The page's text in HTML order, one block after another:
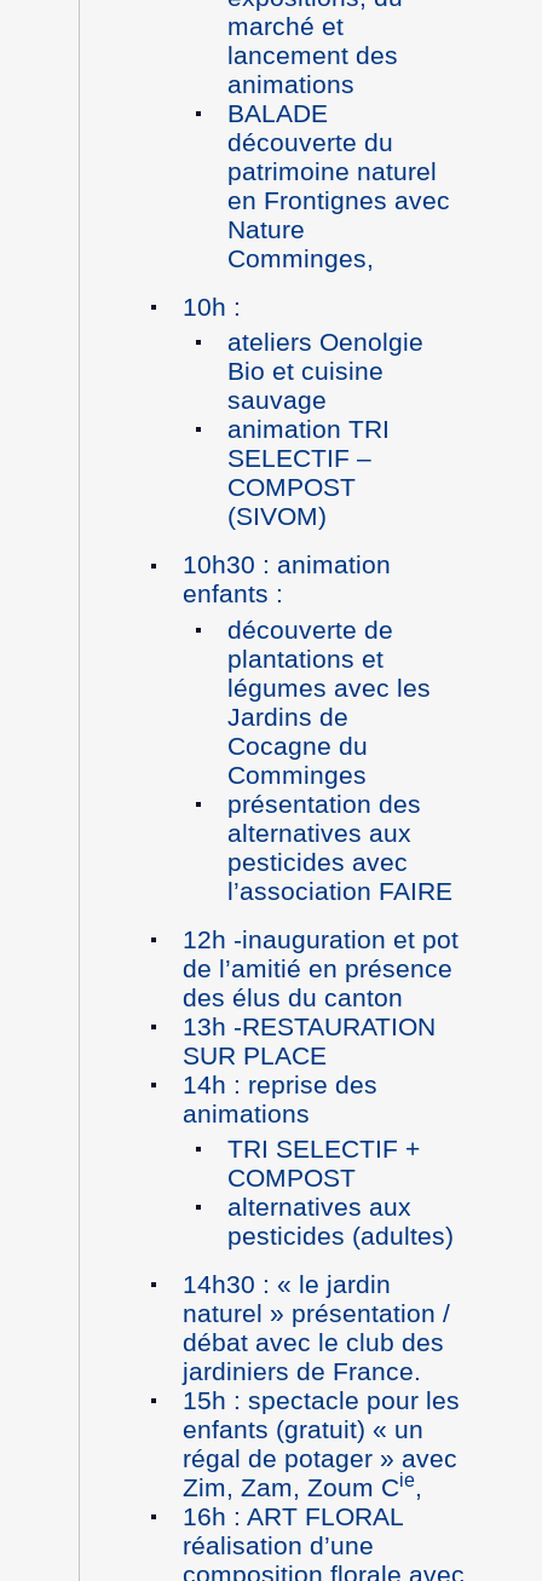
marché et
lancement des
animations
BALADE
découverte du
patrimoine naturel
en Frontignes avec
Nature
Comminges,
10h :
ateliers Oenolgie
Bio et cuisine
sauvage
animation TRI
SELECTIF –
COMPOST
(SIVOM)
10h30 : animation
enfants :
découverte de
plantations et
légumes avec les
Jardins de
Cocagne du
Comminges
présentation des
alternatives aux
pesticides avec
l’association FAIRE
12h -inauguration et pot
de l’amitié en présence
des élus du canton
13h -RESTAURATION
SUR PLACE
14h : reprise des
animations
TRI SELECTIF +
COMPOST
alternatives aux
pesticides (adultes)
14h30 : « le jardin
naturel » présentation /
débat avec le club des
jardiniers de France.
15h : spectacle pour les
enfants (gratuit) « un
régal de potager » avec
Zim, Zam, Zoum Cie,
16h : ART FLORAL
réalisation d’une
composition florale avec